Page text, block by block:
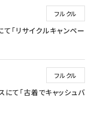
フルクル
「リサイクルキャンペー
フルクル
にて「古着でキャッシュバ